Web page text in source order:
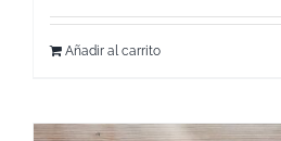
Añadir al carrito